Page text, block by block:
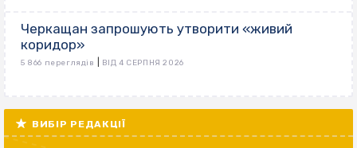
Черкащан запрошують утворити «живий
коридор»
5 866 переглядів ВІД 4 СЕРПНЯ 2026
ВИБІР РЕДАКЦІЇ